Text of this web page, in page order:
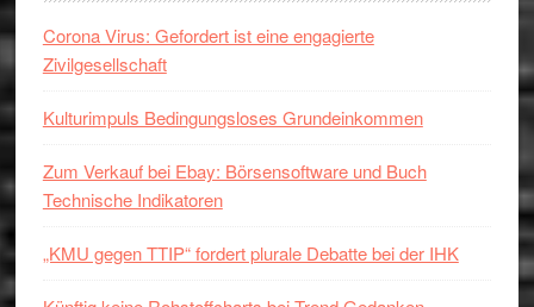
Corona Virus: Gefordert ist eine engagierte
Zivilgesellschaft
Kulturimpuls Bedingungsloses Grundeinkommen
Zum Verkauf bei Ebay: Börsensoftware und Buch
Technische Indikatoren
„KMU gegen TTIP“ fordert plurale Debatte bei der IHK